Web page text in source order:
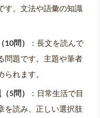
す。文法や語彙の知識
10問）
：長文を読んで
問題です。主題や筆者
られます。
5問）
：日常生活で目
を読み、正しい選択肢